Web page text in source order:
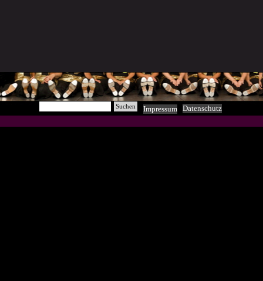
Suchen Impressum Datenschutz